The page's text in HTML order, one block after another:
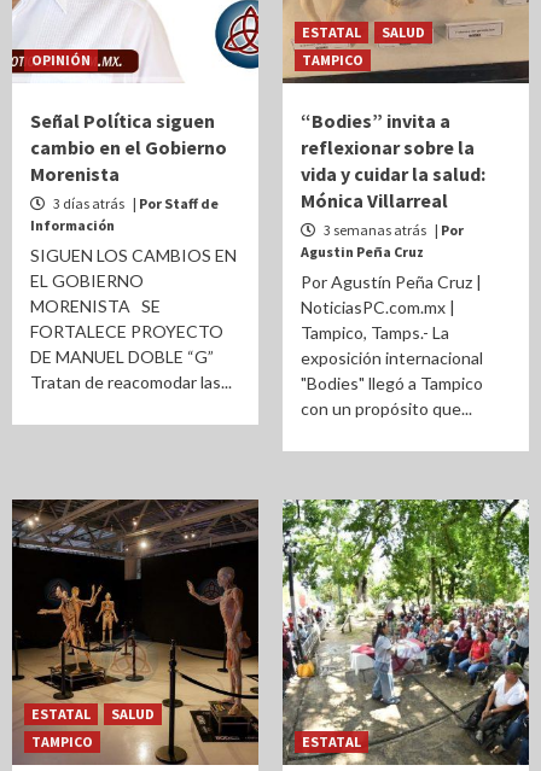
OPINIÓN
Señal Política siguen
cambio en el Gobierno
Morenista
3 días atrás | Por Staff de
Información
SIGUEN LOS CAMBIOS EN
EL GOBIERNO
MORENISTA SE
FORTALECE PROYECTO
DE MANUEL DOBLE “G”
Tratan de reacomodar las...
ESTATAL
SALUD
TAMPICO
“Bodies” invita a
reflexionar sobre la
vida y cuidar la salud:
Mónica Villarreal
3 semanas atrás | Por
Agustin Peña Cruz
Por Agustín Peña Cruz |
NoticiasPC.com.mx |
Tampico, Tamps.- La
exposición internacional
"Bodies" llegó a Tampico
con un propósito que...
ESTATAL
SALUD
TAMPICO
ESTATAL